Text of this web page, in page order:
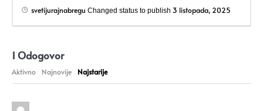
svetijurajnabregu Changed status to publish 3 listopada, 2025
1 Odogovor
Aktivno Najnovije Najstarije